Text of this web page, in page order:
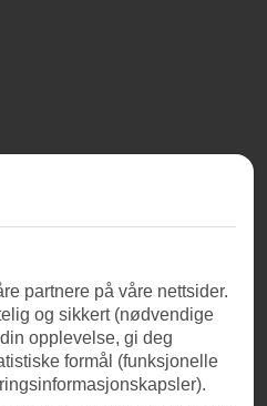
partnere på våre nettsider.
og sikkert (nødvendige
opplevelse, gi deg
formål (funksjonelle